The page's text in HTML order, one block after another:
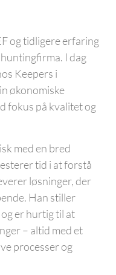
og tidligere erfaring
I dag
Keepers i
økonomiske
fokus på kvalitet og
med en bred
tid i at forstå
løsninger, der
Han stiller
er hurtig til at
– altid med et
processer og